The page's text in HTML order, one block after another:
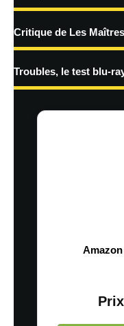
Critique de Les
Troubles, le test blu-